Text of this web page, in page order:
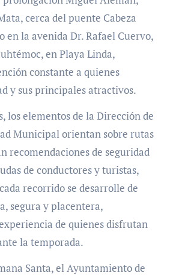
cerca del puente Cabeza
en la avenida Dr. Rafael Cuervo,
en Playa Linda,
constante a quienes
y sus principales atractivos.
los elementos de la Dirección de
Municipal orientan sobre rutas
recomendaciones de seguridad
de conductores y turistas,
recorrido se desarrolle de
segura y placentera,
de quienes disfrutan
la temporada.
Santa, el Ayuntamiento de